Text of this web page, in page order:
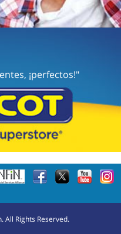
¡perfectos!"
Rights Reserved.